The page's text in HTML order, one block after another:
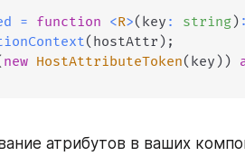
= function <R>( key : string) :
( hostAttr ) ;
new HostAttributeToken( key ) )
атрибутов в ваших